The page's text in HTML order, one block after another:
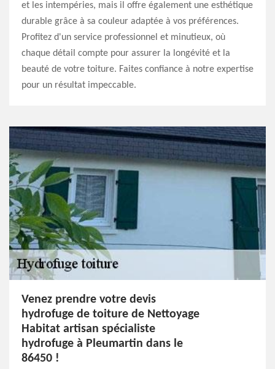
et les intempéries, mais il offre également une esthétique
durable grâce à sa couleur adaptée à vos préférences.
Profitez d'un service professionnel et minutieux, où
chaque détail compte pour assurer la longévité et la
beauté de votre toiture. Faites confiance à notre expertise
pour un résultat impeccable.
Venez prendre votre devis
hydrofuge de toiture de Nettoyage
Habitat artisan spécialiste
hydrofuge à Pleumartin dans le
86450 !